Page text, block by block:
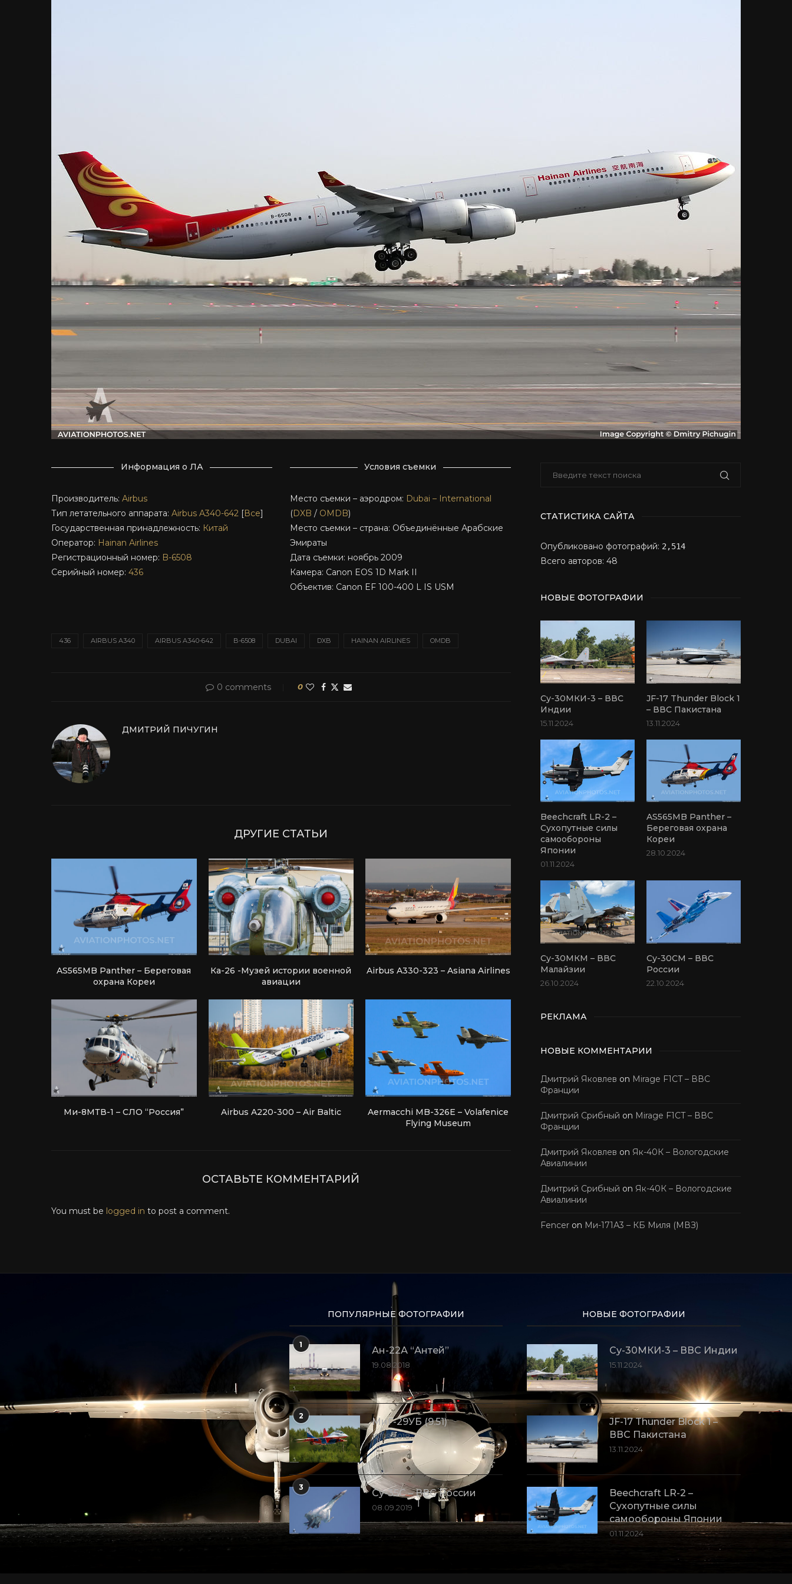
Информация о ЛА
Производитель: Airbus
Тип летательного аппарата: Airbus A340-642 [Все]
Государственная принадлежность: Китай
Оператор: Hainan Airlines
Регистрационный номер: B-6508
Серийный номер: 436
Условия съемки
Место съемки – аэродром: Dubai – International
(DXB / OMDB)
Место съемки – страна: Объединённые Арабские
Эмираты
Дата съемки: ноябрь 2009
Камера: Canon EOS 1D Mark II
Объектив: Canon EF 100-400 L IS USM
436 AIRBUS A340 AIRBUS A340-642 B-6508 DUBAI DXB HAINAN AIRLINES OMDB
0 comments 0
ДМИТРИЙ ПИЧУГИН
ДРУГИЕ СТАТЬИ
AS565MB Panther – Береговая
охрана Кореи
Ка-26 -Музей истории военной
авиации
Airbus A330-323 – Asiana Airlines
Ми-8МТВ-1 – СЛО “Россия” Airbus A220-300 – Air Baltic
Aermacchi MB-326E – Volafenice
Flying Museum
ОСТАВЬТЕ КОММЕНТАРИЙ
You must be logged in to post a comment.
СТАТИСТИКА САЙТА
Опубликовано фотографий: 2,514
Всего авторов: 48
НОВЫЕ ФОТОГРАФИИ
Су-30МКИ-3 – ВВС
Индии
15.11.2024
JF-17 Thunder Block 1
– ВВС Пакистана
13.11.2024
Beechcraft LR-2 –
Сухопутные силы
самообороны
Японии
01.11.2024
AS565MB Panther –
Береговая охрана
Кореи
28.10.2024
Су-30МКМ – ВВС
Малайзии
26.10.2024
Су-30СМ – ВВС
России
22.10.2024
РЕКЛАМА
НОВЫЕ КОММЕНТАРИИ
Дмитрий Яковлев on Mirage F1CT – ВВС
Франции
Дмитрий Срибный on Mirage F1CT – ВВС
Франции
Дмитрий Яковлев on Як-40К – Вологодские
Авиалинии
Дмитрий Срибный on Як-40К – Вологодские
Авиалинии
Fencer on Ми-171А3 – КБ Миля (МВЗ)
ПОПУЛЯРНЫЕ ФОТОГРАФИИ
1
Ан-22А “Антей”
19.08.2018
2
МиГ-29УБ (9.51)
10.09.2018
3
Су-35С – ВВС России
08.09.2019
НОВЫЕ ФОТОГРАФИИ
Су-30МКИ-3 – ВВС Индии
15.11.2024
JF-17 Thunder Block 1 –
ВВС Пакистана
13.11.2024
Beechcraft LR-2 –
Сухопутные силы
самообороны Японии
01.11.2024